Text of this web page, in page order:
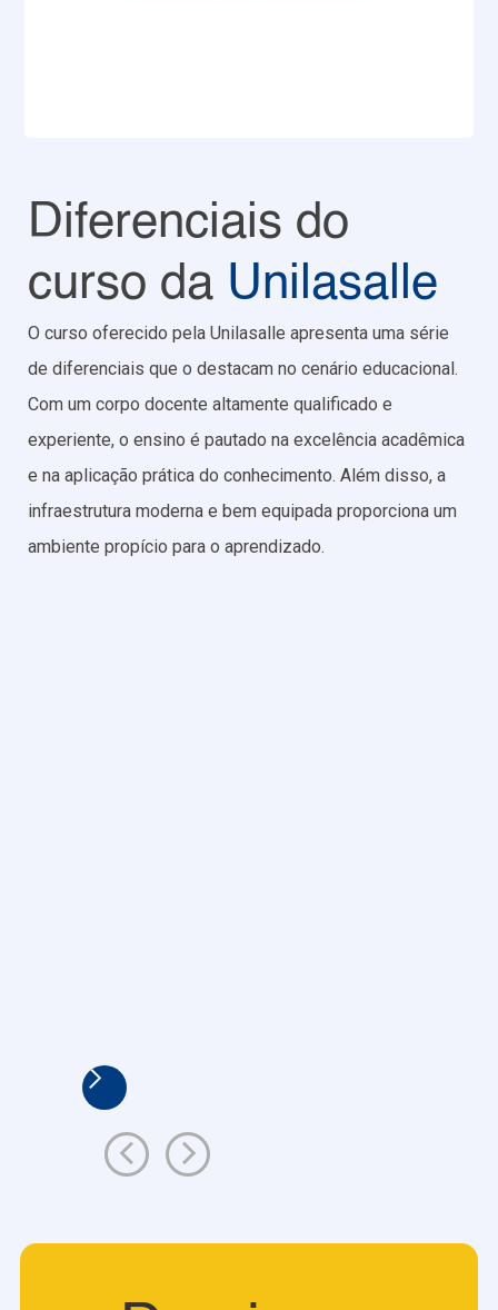
Diferenciais do
curso da Unilasalle
O curso oferecido pela Unilasalle apresenta uma série
de diferenciais que o destacam no cenário educacional.
Com um corpo docente altamente qualificado e
experiente, o ensino é pautado na excelência acadêmica
e na aplicação prática do conhecimento. Além disso, a
infraestrutura moderna e bem equipada proporciona um
ambiente propício para o aprendizado.